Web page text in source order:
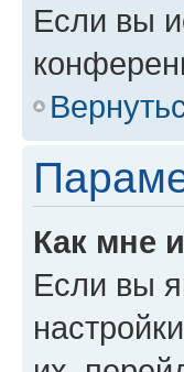
Если вы
Как мне
Если вы